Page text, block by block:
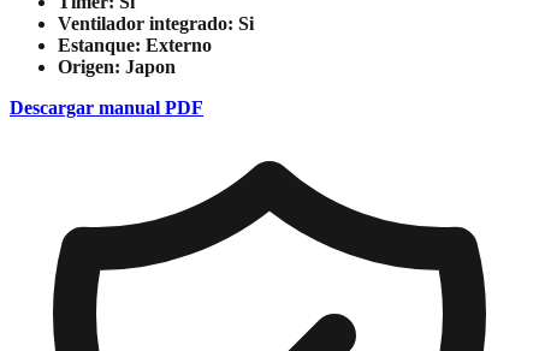
Ventilador integrado: Si
Estanque: Externo
Origen: Japon
Descargar manual PDF